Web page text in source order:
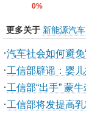
0%
更多关于 新能源汽车
·汽车社会如何避免
·工信部辟谣：婴
·工信部“出手” 蒙
·工信部将发提高